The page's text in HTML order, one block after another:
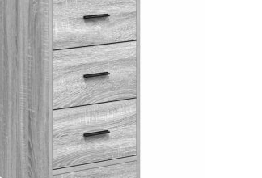
Подложки за фитнес уреди
Лостове за набиране
Силови кули
Йога и пилатес